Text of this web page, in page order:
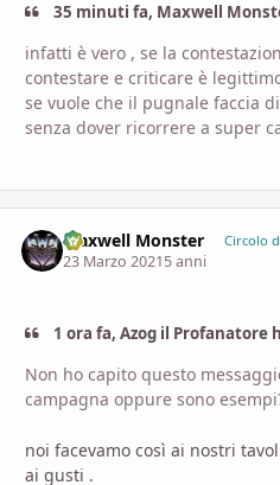
35 minuti fa, Maxwell
infatti è vero , se la
contestare e criticare è
se vuole che il pugnale faccia
senza dover ricorrere a super
Maxwell Monster Circolo
23 Marzo 20215 anni
1 ora fa, Azog il Profanatore
Non ho capito questo
campagna oppure sono
noi facevamo così ai nostri
ai gusti .